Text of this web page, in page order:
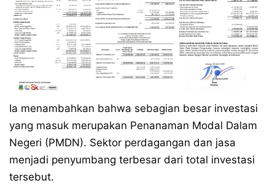
Ia menambahkan bahwa sebagian besar investasi
yang masuk merupakan Penanaman Modal Dalam
Negeri (PMDN). Sektor perdagangan dan jasa
menjadi penyumbang terbesar dari total investasi
tersebut.